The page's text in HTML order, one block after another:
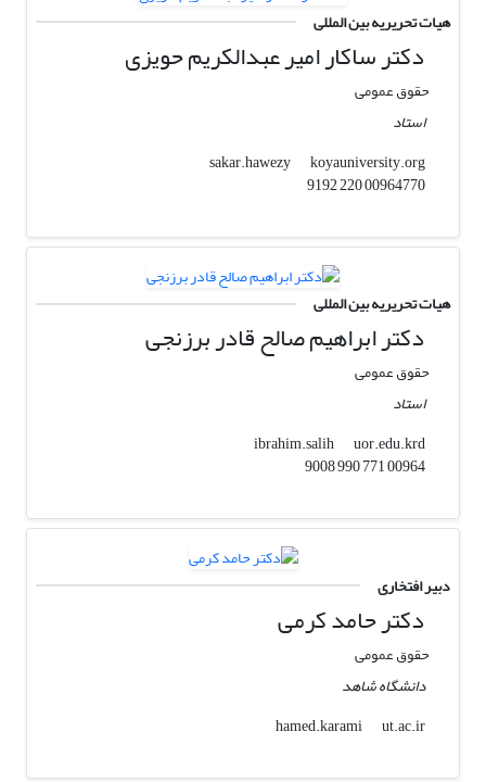
هیات تحریریه بین المللی
دکتر ساکار امیر عبدالکریم حویزی
حقوق عمومی
استاد
sakar.hawezy
koyauniversity.org
00964770 220 9192
هیات تحریریه بین المللی
دکتر ابراهیم صالح قادر برزنجی
حقوق عمومی
استاد
ibrahim.salih
uor.edu.krd
00964 771 990 9008
دبیر افتخاری
دکتر حامد کرمی
حقوق عمومی
دانشگاه شاهد
hamed.karami
ut.ac.ir